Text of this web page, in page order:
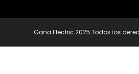
Gana Electric 2025 Todos los